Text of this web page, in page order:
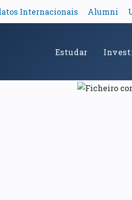
Internacionais Alumni
Estudar